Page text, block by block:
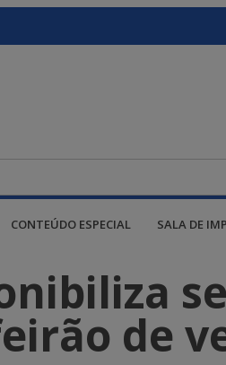
CONTEÚDO ESPECIAL SALA DE
de